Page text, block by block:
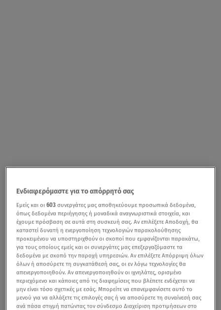
Ενδιαφερόμαστε για το απόρρητό σας
Εμείς και οι603 συνεργάτες μας αποθηκεύουμε προσωπικά δεδομένα,
όπως δεδομένα περιήγησης ή μοναδικά αναγνωριστικά στοιχεία, και
έχουμε πρόσβαση σε αυτά στη συσκευή σας. Αν επιλέξετε Αποδοχή, θα
καταστεί δυνατή η ενεργοποίηση τεχνολογιών παρακολούθησης
προκειμένου να υποστηριχθούν οι σκοποί που εμφανίζονται παρακάτω,
για τους οποίους εμείς και οι συνεργάτες μας επεξεργαζόμαστε τα
δεδομένα με σκοπό την παροχή υπηρεσιών. Αν επιλέξετε Απόρριψη όλων
όλων ή αποσύρετε τη συγκατάθεσή σας, οι εν λόγω τεχνολογίες θα
απενεργοποιηθούν. Αν απενεργοποιηθούν οι ιχνηλάτες, ορισμένο
περιεχόμενο και κάποιες από τις διαφημίσεις που βλέπετε ενδέχεται να
μην είναι τόσο σχετικές με εσάς. Μπορείτε να επανεμφανίσετε αυτό το
μενού για να αλλάξετε τις επιλογές σας ή να αποσύρετε τη συναίνεσή σας
ανά πάσα στιγμή πατώντας τον σύνδεσμο Διαχείριση προτιμήσεων στο